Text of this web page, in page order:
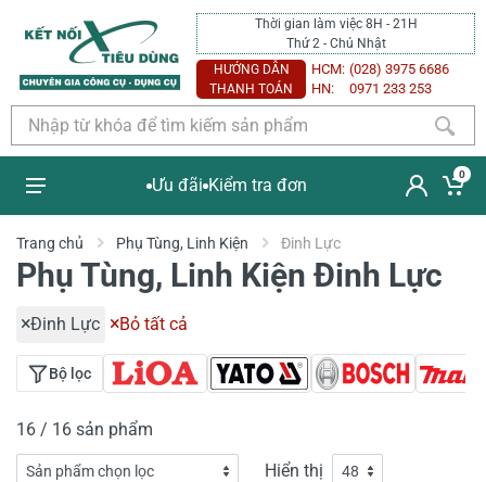
Thời gian làm việc 8H - 21H
Thứ 2 - Chủ Nhật
HƯỚNG DẪN
THANH TOÁN
HCM: (028) 3975 6686
HN:
0971 233 253
Ưu đãi Kiểm tra đơn
0
Trang chủ Phụ Tùng, Linh Kiện Đinh Lực
Phụ Tùng, Linh Kiện Đinh Lực
Đinh Lực Bỏ tất cả
Bộ lọc
16 / 16 sản phẩm
Hiển thị